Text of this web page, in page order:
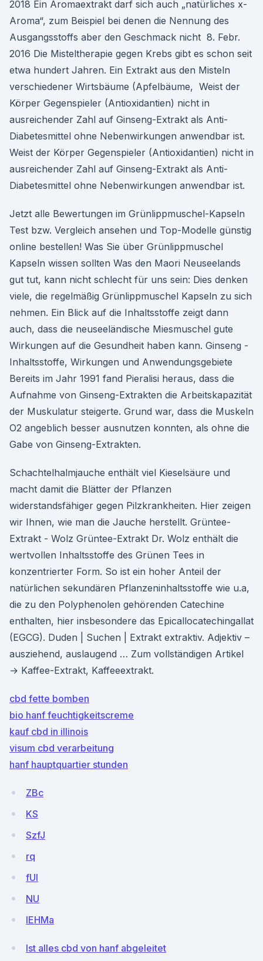
2018 Ein Aromaextrakt darf sich auch „natürliches x-
Aroma“, zum Beispiel bei denen die Nennung des
Ausgangsstoffs aber den Geschmack nicht 8. Febr.
2016 Die Misteltherapie gegen Krebs gibt es schon seit
etwa hundert Jahren. Ein Extrakt aus den Misteln
verschiedener Wirtsbäume (Apfelbäume, Weist der
Körper Gegenspieler (Antioxidantien) nicht in
ausreichender Zahl auf Ginseng-Extrakt als Anti-
Diabetesmittel ohne Nebenwirkungen anwendbar ist.
Weist der Körper Gegenspieler (Antioxidantien) nicht in
ausreichender Zahl auf Ginseng-Extrakt als Anti-
Diabetesmittel ohne Nebenwirkungen anwendbar ist.
Jetzt alle Bewertungen im Grünlippmuschel-Kapseln
Test bzw. Vergleich ansehen und Top-Modelle günstig
online bestellen! Was Sie über Grünlippmuschel
Kapseln wissen sollten Was den Maori Neuseelands
gut tut, kann nicht schlecht für uns sein: Dies denken
viele, die regelmäßig Grünlippmuschel Kapseln zu sich
nehmen. Ein Blick auf die Inhaltsstoffe zeigt dann
auch, dass die neuseeländische Miesmuschel gute
Wirkungen auf die Gesundheit haben kann. Ginseng -
Inhaltsstoffe, Wirkungen und Anwendungsgebiete
Bereits im Jahr 1991 fand Pieralisi heraus, dass die
Aufnahme von Ginseng-Extrakten die Arbeitskapazität
der Muskulatur steigerte. Grund war, dass die Muskeln
O2 angeblich besser ausnutzen konnten, als ohne die
Gabe von Ginseng-Extrakten.
Schachtelhalmjauche enthält viel Kieselsäure und
macht damit die Blätter der Pflanzen
widerstandsfähiger gegen Pilzkrankheiten. Hier zeigen
wir Ihnen, wie man die Jauche herstellt. Grüntee-
Extrakt - Wolz Grüntee-Extrakt Dr. Wolz enthält die
wertvollen Inhaltsstoffe des Grünen Tees in
konzentrierter Form. So ist ein hoher Anteil der
natürlichen sekundären Pflanzeninhaltsstoffe wie u.a,
die zu den Polyphenolen gehörenden Catechine
enthalten, hier insbesondere das Epicallocatechingallat
(EGCG). Duden | Suchen | Extrakt ex­trak­tiv. Adjektiv –
ausziehend, auslaugend … Zum vollständigen Artikel
→ Kaf­fee-Ex­trakt, Kaf­fee­ex­trakt.
cbd fette bomben
bio hanf feuchtigkeitscreme
kauf cbd in illinois
visum cbd verarbeitung
hanf hauptquartier stunden
ZBc
KS
SzfJ
rq
fUl
NU
lEHMa
Ist alles cbd von hanf abgeleitet